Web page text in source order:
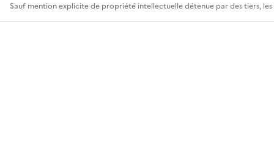
Sauf mention explicite de propriété intellectuelle détenue par des tiers,